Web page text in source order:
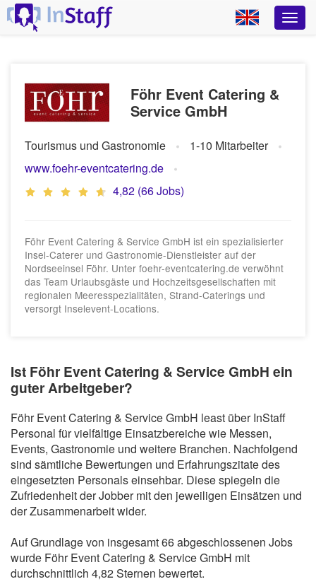
Föhr Event Catering &
Service GmbH
Tourismus und Gastronomie
1-10 Mitarbeiter
www.foehr-eventcatering.de
4,82 (66 Jobs)
Föhr Event Catering & Service GmbH ist ein spezialisierter
Insel-Caterer und Gastronomie-Dienstleister auf der
Nordseeinsel Föhr. Unter foehr-eventcatering.de verwöhnt
das Team Urlaubsgäste und Hochzeitsgesellschaften mit
regionalen Meeresspezialitäten, Strand-Caterings und
versorgt Inselevent-Locations.
Ist Föhr Event Catering & Service GmbH ein
guter Arbeitgeber?
Föhr Event Catering & Service GmbH least über InStaff
Personal für vielfältige Einsatzbereiche wie Messen,
Events, Gastronomie und weitere Branchen. Nachfolgend
sind sämtliche Bewertungen und Erfahrungszitate des
eingesetzten Personals einsehbar. Diese spiegeln die
Zufriedenheit der Jobber mit den jeweiligen Einsätzen und
der Zusammenarbeit wider.
Auf Grundlage von insgesamt 66 abgeschlossenen Jobs
wurde Föhr Event Catering & Service GmbH mit
durchschnittlich 4,82 Sternen bewertet.